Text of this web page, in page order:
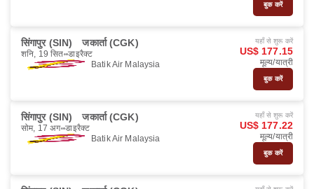
बुक करें
सिंगापुर (SIN) जकार्ता (CGK)
शनि, 19 सित॰ डाइरैक्ट
Batik Air Malaysia
यहाँ से शुरू करें
US$ 177.15
मूल्य/यात्री
बुक करें
सिंगापुर (SIN) जकार्ता (CGK)
सोम, 17 अग॰ डाइरैक्ट
Batik Air Malaysia
यहाँ से शुरू करें
US$ 177.22
मूल्य/यात्री
बुक करें